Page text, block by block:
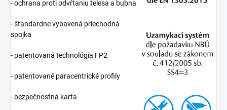
- ochrana proti odvŕtaniu telesa a bubna
- štandardne vybavená priechodná
spojka
- patentovaná technológia FP2
- patentované paracentrické profily
- bezpečnostná karta